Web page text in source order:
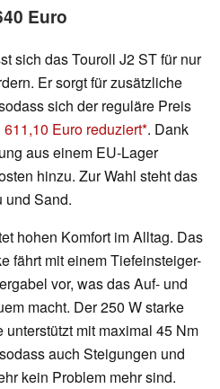
Euro
sich das Touroll J2 ST für nur
Er sorgt für zusätzliche
sich der reguläre Preis
Euro reduziert . Dank
aus einem EU-Lager
hinzu. Zur Wahl steht das
und Sand.
hohen Komfort im Alltag. Das
fährt mit einem Tiefeinsteiger-
vor, was das Auf- und
macht. Der 250 W starke
mit maximal 45 Nm
auch Steigungen und
kein Problem mehr sind.